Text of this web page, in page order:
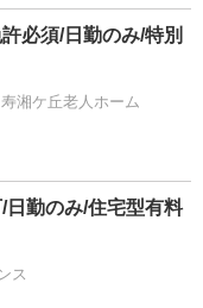
必須/日勤のみ/特別
湘ケ丘老人ホーム
日勤のみ/住宅型有料
ス